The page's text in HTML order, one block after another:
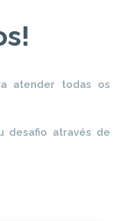
atender todas os
desafio através de